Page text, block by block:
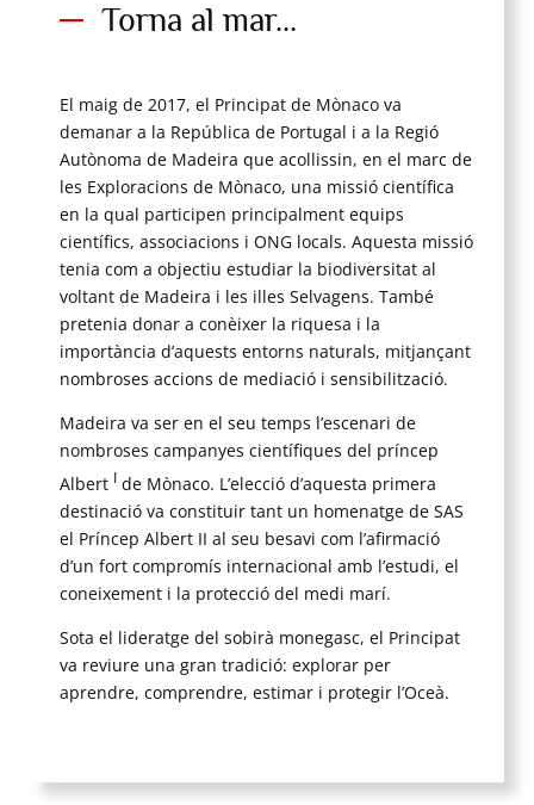
Torna al mar...
El maig de 2017, el Principat de Mònaco va
demanar a la República de Portugal i a la Regió
Autònoma de Madeira que acollissin, en el marc de
les Exploracions de Mònaco, una missió científica
en la qual participen principalment equips
científics, associacions i ONG locals. Aquesta missió
tenia com a objectiu estudiar la biodiversitat al
voltant de Madeira i les illes Selvagens. També
pretenia donar a conèixer la riquesa i la
importància d’aquests entorns naturals, mitjançant
nombroses accions de mediació i sensibilització.
Madeira va ser en el seu temps l’escenari de
nombroses campanyes científiques del príncep
Albert I de Mònaco. L’elecció d’aquesta primera
destinació va constituir tant un homenatge de SAS
el Príncep Albert II al seu besavi com l’afirmació
d’un fort compromís internacional amb l’estudi, el
coneixement i la protecció del medi marí.
Sota el lideratge del sobirà monegasc, el Principat
va reviure una gran tradició: explorar per
aprendre, comprendre, estimar i protegir l’Oceà.